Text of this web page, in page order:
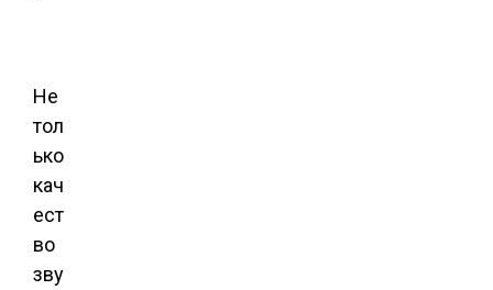
Не
тол
ько
кач
ест
во
зву